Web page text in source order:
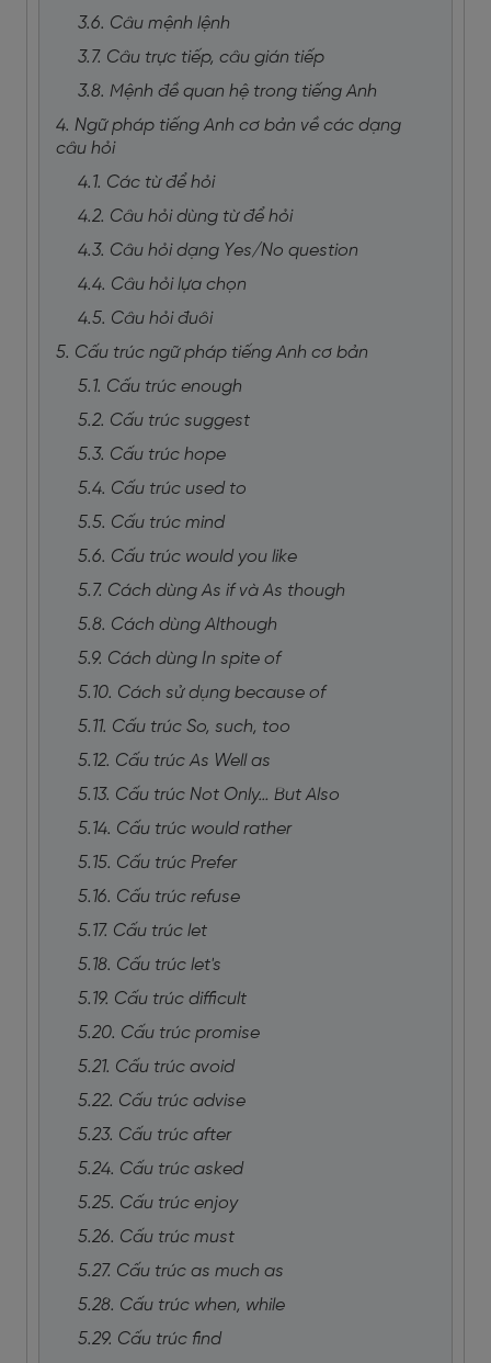
3.6. Câu mệnh lệnh
3.7. Câu trực tiếp, câu gián tiếp
3.8. Mệnh đề quan hệ trong tiếng Anh
4. Ngữ pháp tiếng Anh cơ bản về các dạng
câu hỏi
4.1. Các từ để hỏi
4.2. Câu hỏi dùng từ để hỏi
4.3. Câu hỏi dạng Yes/No question
4.4. Câu hỏi lựa chọn
4.5. Câu hỏi đuôi
5. Cấu trúc ngữ pháp tiếng Anh cơ bản
5.1. Cấu trúc enough
5.2. Cấu trúc suggest
5.3. Cấu trúc hope
5.4. Cấu trúc used to
5.5. Cấu trúc mind
5.6. Cấu trúc would you like
5.7. Cách dùng As if và As though
5.8. Cách dùng Although
5.9. Cách dùng In spite of
5.10. Cách sử dụng because of
5.11. Cấu trúc So, such, too
5.12. Cấu trúc As Well as
5.13. Cấu trúc Not Only… But Also
5.14. Cấu trúc would rather
5.15. Cấu trúc Prefer
5.16. Cấu trúc refuse
5.17. Cấu trúc let
5.18. Cấu trúc let's
5.19. Cấu trúc difficult
5.20. Cấu trúc promise
5.21. Cấu trúc avoid
5.22. Cấu trúc advise
5.23. Cấu trúc after
5.24. Cấu trúc asked
5.25. Cấu trúc enjoy
5.26. Cấu trúc must
5.27. Cấu trúc as much as
5.28. Cấu trúc when, while
5.29. Cấu trúc find